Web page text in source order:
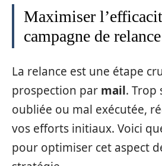
Maximiser
campagne de relance
La relance est une étape
prospection par mail. Trop
oubliée ou mal exécutée,
vos efforts initiaux. Voici
pour optimiser cet aspect